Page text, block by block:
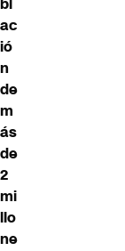
ac
ió
n
de
m
ás
de
2
mi
llo
ne